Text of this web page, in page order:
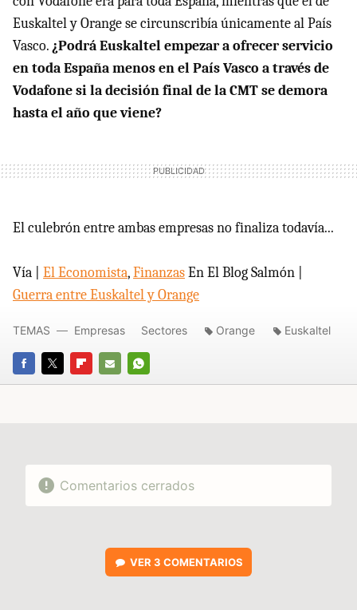
Euskaltel y Orange se circunscribía únicamente al País
Vasco. ¿Podrá Euskaltel empezar a ofrecer servicio
en toda España menos en el País Vasco a través de
Vodafone si la decisión final de la CMT se demora
hasta el año que viene?
El culebrón entre ambas empresas no finaliza todavía...
Vía | El Economista,FinanzasEn El Blog Salmón |
Guerra entre Euskaltel y Orange
FACEBOOK
TWITTERFLIPBOARD
E-
WHATSAPP
TEMAS Empresas Sectores Orange Euskaltel
Comentarios cerrados
VER 3 COMENTARIOS